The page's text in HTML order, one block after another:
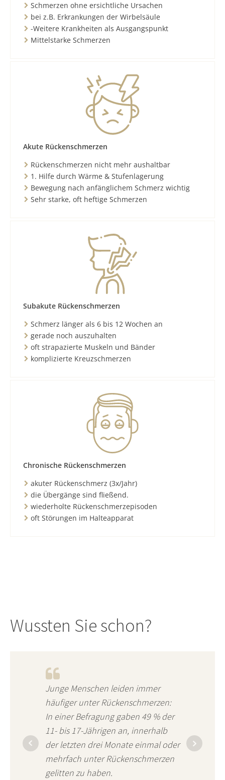
Schmerzen ohne ersichtliche Ursachen
bei z.B. Erkrankungen der Wirbelsäule
-Weitere Krankheiten als Ausgangspunkt
Mittelstarke Schmerzen
Akute Rückenschmerzen
Rückenschmerzen nicht mehr aushaltbar
1. Hilfe durch Wärme & Stufenlagerung
Bewegung nach anfänglichem Schmerz wichtig
Sehr starke, oft heftige Schmerzen
Subakute Rückenschmerzen
Schmerz länger als 6 bis 12 Wochen an
gerade noch auszuhalten
oft strapazierte Muskeln und Bänder
komplizierte Kreuzschmerzen
Chronische Rückenschmerzen
akuter Rückenschmerz (3x/Jahr)
die Übergänge sind fließend.
wiederholte Rückenschmerzepisoden
oft Störungen im Halteapparat
Wussten Sie schon?
Junge Menschen leiden immer
häufiger unter Rückenschmerzen:
In einer Befragung gaben 49 % der
11- bis 17-Jährigen an, innerhalb
der letzten drei Monate einmal oder
mehrfach unter Rückenschmerzen
gelitten zu haben.